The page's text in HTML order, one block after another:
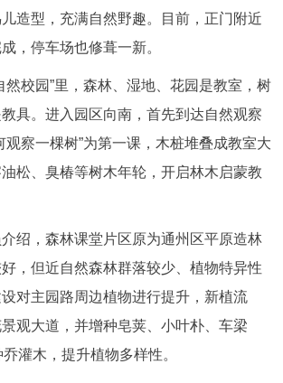
한국어 日本語
العربية PORTUGUÊS
回到顶部
造型，充满自然野趣。目前，正门附近
，停车场也修葺一新。
然校园”里，森林、湿地、花园是教室，树
具。进入园区向南，首先到达自然观察
观察一棵树”为第一课，木桩堆叠成教室大
松、臭椿等树木年轮，开启林木启蒙教
绍，森林课堂片区原为通州区平原造林
，但近自然森林群落较少、植物特异性
对主园路周边植物进行提升，新植流
观大道，并增种皂荚、小叶朴、车梁
灌木，提升植物多样性。